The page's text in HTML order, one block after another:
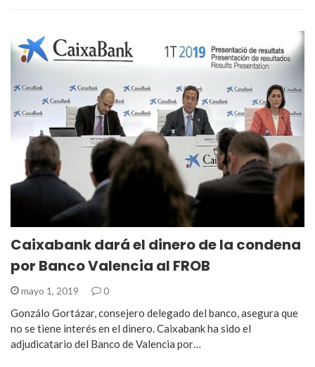
Caixabank dará el dinero de la condena
por Banco Valencia al FROB
mayo 1, 2019 0
Gonzálo Gortázar, consejero delegado del banco, asegura que
no se tiene interés en el dinero. Caixabank ha sido el
adjudicatario del Banco de Valencia por…